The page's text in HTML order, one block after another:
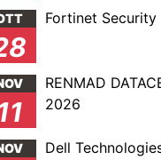
Fortinet
RENMAD
2026
Dell